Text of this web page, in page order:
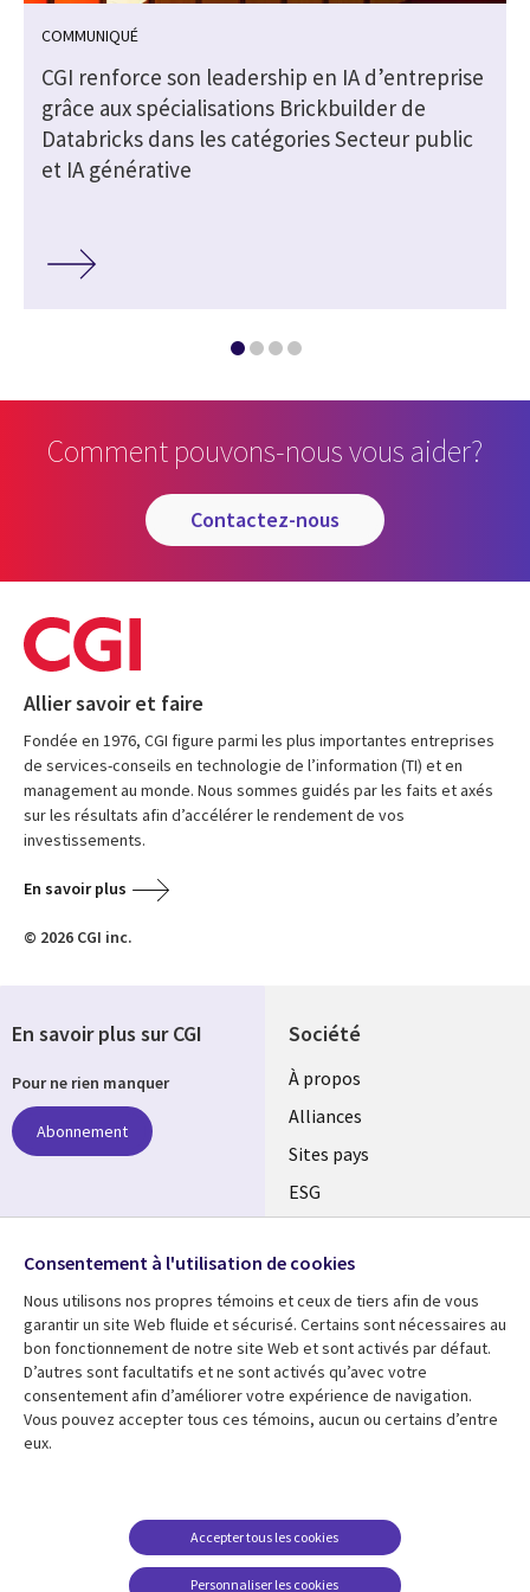
COMMUNIQUÉ
CGI renforce son leadership en IA d’entreprise
grâce aux spécialisations Brickbuilder de
Databricks dans les catégories Secteur public
et IA générative
Comment pouvons-nous vous aider?
contactez-nous
Allier savoir et faire
Fondée en 1976, CGI figure parmi les plus importantes entreprises
de services-conseils en technologie de l’information (TI) et en
management au monde. Nous sommes guidés par les faits et axés
sur les résultats afin d’accélérer le rendement de vos
investissements.
En savoir plus
© 2026 CGI inc.
Société
À propos
Alliances
Sites pays
ESG
Fusions
Salle de presse
Ressources
Articles
Études de cas
Support
Restrictions et
conditions juridiques
En savoir plus sur CGI
Pour ne rien manquer
Abonnement
Suivez-nous
Social
Media
Global
FR
Consentement à l'utilisation de cookies
Nous utilisons nos propres témoins et ceux de tiers afin de vous
garantir un site Web fluide et sécurisé. Certains sont nécessaires au
bon fonctionnement de notre site Web et sont activés par défaut.
D’autres sont facultatifs et ne sont activés qu’avec votre
consentement afin d’améliorer votre expérience de navigation.
Vous pouvez accepter tous ces témoins, aucun ou certains d’entre
eux.
Personnaliser les cookies
Accepter tous les cookies